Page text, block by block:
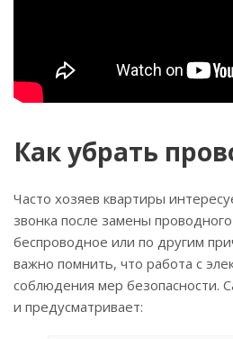
Как убрать
Часто хозяев квартиры
звонка после замены
беспроводное или по другим
важно помнить, что работа с
соблюдения мер безопасности.
и предусматривает: